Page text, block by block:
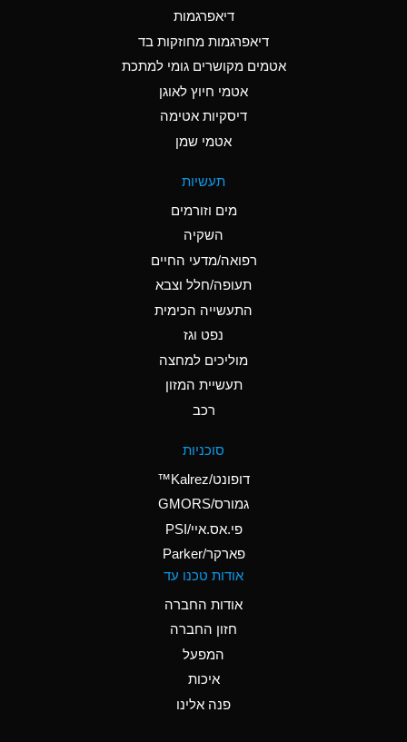
Ammonia Anhydrous
B
Ammonia Gas (cold)
A
Ammonia Gas (hot)
Ammonium Hydroxide
D
Ammonium Nitrate
Ammonium Nitrite
Ammonium Persulfate
Ammonium Phosphate
A
Ammonium Sulfate
A
Amyl Acetate (Banana
דיאפרגמות
דיאפרגמות מחוזקות בד
אטמים מקושרים גומי למתכת
אטמי חיוץ לאוגן
דיסקיות אטימה
אטמי שמן
תעשיות
מים וזורמים
השקיה
רפואה/מדעי החיים
תעופה/חלל וצבא
התעשייה הכימית
נפט וגז
מוליכים למחצה
תעשיית המזון
רכב
סוכניות
דופונט/Kalrez™
גמורס/GMORS
פי.אס.איי/PSI
פארקר/Parker
אודות טכנו עד
אודות החברה
חזון החברה
המפעל
איכות
פנה אלינו